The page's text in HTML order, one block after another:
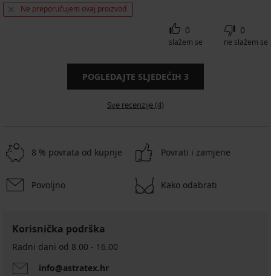
Ne preporučujem ovaj proizvod
0
slažem se
0
ne slažem se
POGLEDAJTE SLJEDEĆIH 3
Sve recenzije (4)
8 % povrata od kupnje Povrati i zamjene
Povoljno Kako odabrati
Korisnička podrška
Radni dani od 8.00 - 16.00
info@astratex.hr